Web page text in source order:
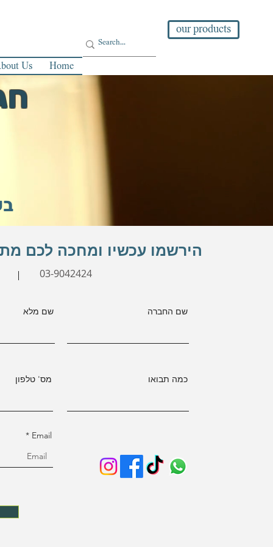
our products
Us Home
הירשמו עכשיו ומחכה לכם
03-9042424
שם מלא
מס' טלפון
Email
שם החברה
כמה תבואו